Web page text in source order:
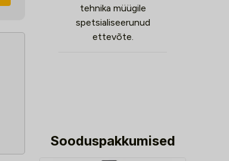
tehnika müügile
spetsialiseerunud
ettevõte.
Sooduspakkumised